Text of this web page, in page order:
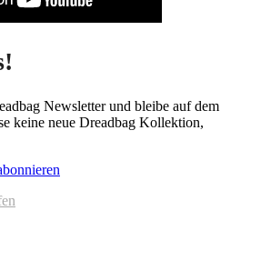
Newsletter und bleibe auf dem
keine neue Dreadbag Kollektion,